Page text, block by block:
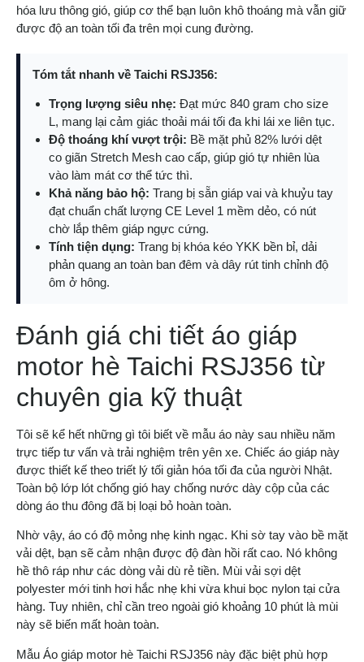
hóa lưu thông gió, giúp cơ thể bạn luôn khô thoáng mà vẫn giữ
được độ an toàn tối đa trên mọi cung đường.
Tóm tắt nhanh về Taichi RSJ356:
Trọng lượng siêu nhẹ: Đạt mức 840 gram cho size
L, mang lại cảm giác thoải mái tối đa khi lái xe liên tục.
Độ thoáng khí vượt trội: Bề mặt phủ 82% lưới dệt
co giãn Stretch Mesh cao cấp, giúp gió tự nhiên lùa
vào làm mát cơ thể tức thì.
Khả năng bảo hộ: Trang bị sẵn giáp vai và khuỷu tay
đạt chuẩn chất lượng CE Level 1 mềm dẻo, có nút
chờ lắp thêm giáp ngực cứng.
Tính tiện dụng: Trang bị khóa kéo YKK bền bỉ, dải
phản quang an toàn ban đêm và dây rút tinh chỉnh độ
ôm ở hông.
Đánh giá chi tiết áo giáp
motor hè Taichi RSJ356 từ
chuyên gia kỹ thuật
Tôi sẽ kể hết những gì tôi biết về mẫu áo này sau nhiều năm
trực tiếp tư vấn và trải nghiệm trên yên xe. Chiếc áo giáp này
được thiết kế theo triết lý tối giản hóa tối đa của người Nhật.
Toàn bộ lớp lót chống gió hay chống nước dày cộp của các
dòng áo thu đông đã bị loại bỏ hoàn toàn.
Nhờ vậy, áo có độ mỏng nhẹ kinh ngạc. Khi sờ tay vào bề mặt
vải dệt, bạn sẽ cảm nhận được độ đàn hồi rất cao. Nó không
hề thô ráp như các dòng vải dù rẻ tiền. Mùi vải sợi dệt
polyester mới tinh hơi hắc nhẹ khi vừa khui bọc nylon tại cửa
hàng. Tuy nhiên, chỉ cần treo ngoài gió khoảng 10 phút là mùi
này sẽ biến mất hoàn toàn.
Mẫu Áo giáp motor hè Taichi RSJ356 này đặc biệt phù hợp